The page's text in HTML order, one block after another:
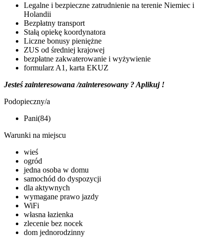
Legalne i bezpieczne zatrudnienie na terenie Niemiec i
Holandii
Bezpłatny transport
Stałą opiekę koordynatora
Liczne bonusy pieniężne
ZUS od średniej krajowej
bezpłatne zakwaterowanie i wyżywienie
formularz A1, karta EKUZ
Jesteś zainteresowana /zainteresowany ? Aplikuj !
Podopieczny/a
Pani(84)
Warunki na miejscu
wieś
ogród
jedna osoba w domu
samochód do dyspozycji
dla aktywnych
wymagane prawo jazdy
WiFi
własna łazienka
zlecenie bez nocek
dom jednorodzinny